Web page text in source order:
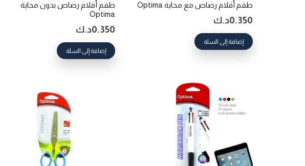
طقم أقلام رصاص مع محاية Optima
0.350د.ك
إضافة إلى السلة
طقم أقلام رصاص بدون محاية
Optima
0.350د.ك
إضافة إلى السلة